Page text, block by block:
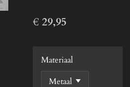
€ 29,95
Materiaal